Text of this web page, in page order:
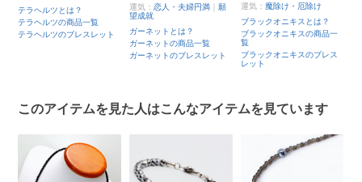
テラヘルツとは？
テラヘルツの商品一覧
テラヘルツのブレスレット
運気：恋人・夫婦円満
願
望成就
ガーネットとは？
ガーネットの商品一覧
ガーネットのブレスレット
運気： 魔除け・厄除け
ブラックオニキスとは？
ブラックオニキスの商品一
覧
ブラックオニキスのブレス
レット
このアイテムを見た人はこんなアイテムを見ています